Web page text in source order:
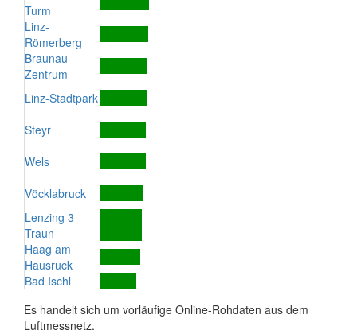
Turm
Linz-
Römerberg
Braunau
Zentrum
Linz-Stadtpark
Steyr
Wels
Vöcklabruck
Lenzing 3
Traun
Haag am
Hausruck
Bad Ischl
Es handelt sich um vorläufige Online-Rohdaten aus dem
Luftmessnetz.